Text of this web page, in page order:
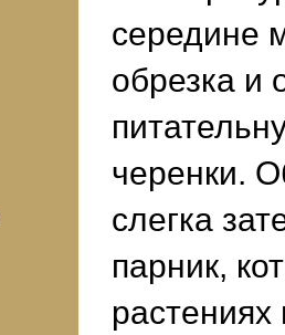
середине
обрезка и
черенки.
слегка
парник,